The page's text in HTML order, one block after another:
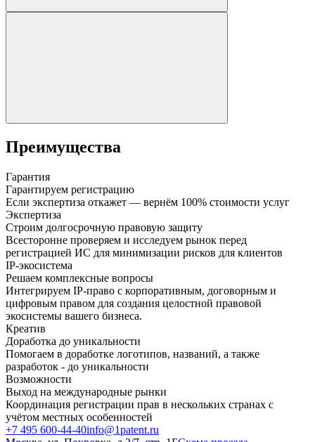
Преимущества
Гарантия
Гарантируем регистрацию
Если экспертиза откажет — вернём 100% стоимости услуг
Экспертиза
Строим долгосрочную правовую защиту
Всесторонне проверяем и исследуем рынок перед
регистрацией ИС для минимизации рисков для клиентов
IP-экосистема
Решаем комплексные вопросы
Интегрируем IP-право с корпоративным, договорным и
цифровым правом для создания целостной правовой
экосистемы вашего бизнеса.
Креатив
Доработка до уникальности
Помогаем в доработке логотипов, названий, а также
разработок - до уникальности
Возможности
Выход на международные рынки
Координация регистрации прав в нескольких странах с
учётом местных особенностей
+7 495 600-44-40info@1patent.ru